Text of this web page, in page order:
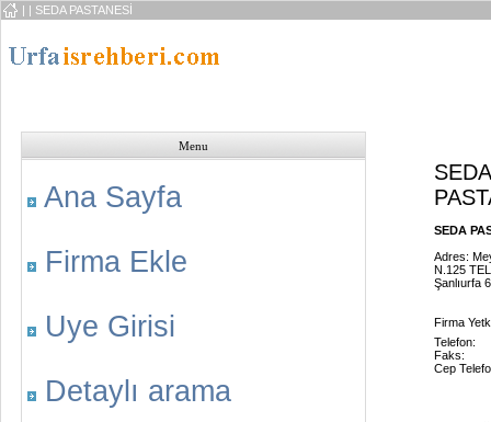
| | SEDA PASTANESİ
Menu
Ana Sayfa
Firma Ekle
Uye Girisi
Detaylı arama
SEDA
SEDA
Adres:
N.125
Şanlıurfa
Firma
Telefon:
Faks:
Cep